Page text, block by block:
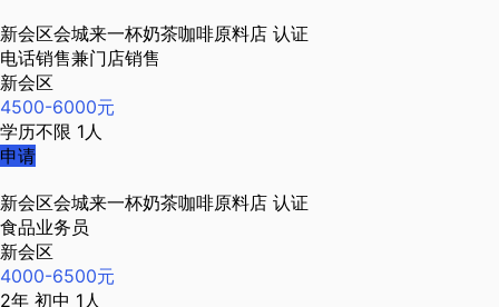
新会区会城来一杯奶茶咖啡原料店 认证
电话销售兼门店销售
新会区
4500-6000元
学历不限 1人
申请
新会区会城来一杯奶茶咖啡原料店 认证
食品业务员
新会区
4000-6500元
2年 初中 1人